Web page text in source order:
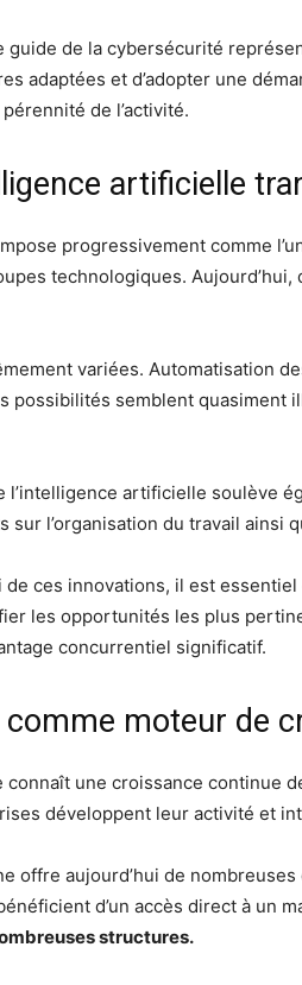
guide de la cybersécurité
adaptées et d’adopter une
de l’activité.
artificielle
progressivement comme
technologiques.
variées. Automatisation
possibilités semblent quasiment
l’intelligence artificielle soulève
sur l’organisation du travail ainsi
ces innovations, il est
les opportunités les plus
concurrentiel significatif.
moteur de
une croissance continue
développent leur activité et
offre aujourd’hui de
d’un accès direct à un
structures.